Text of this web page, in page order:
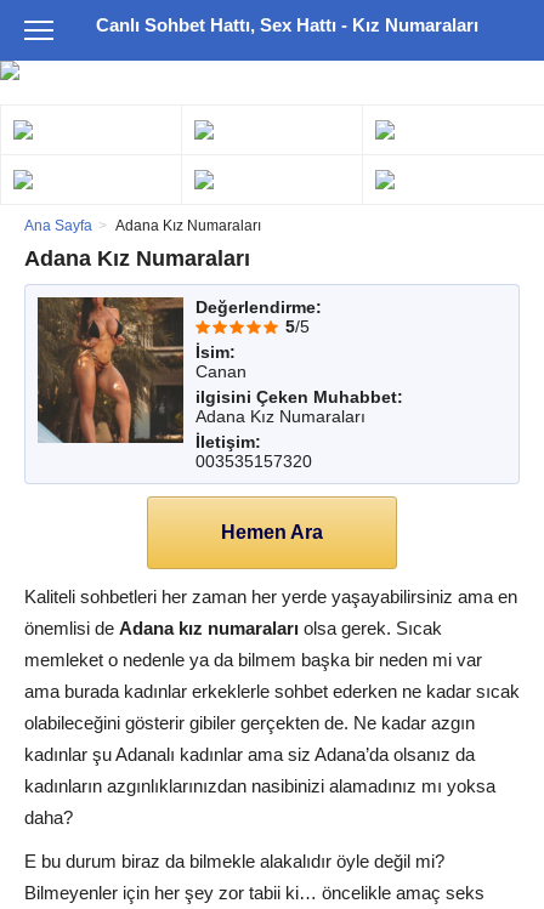
Canlı Sohbet Hattı, Sex Hattı - Kız Numaraları
Ana Sayfa Adana Kız Numaraları
Adana Kız Numaraları
Değerlendirme:
5/5
İsim:
Canan
ilgisini Çeken Muhabbet:
Adana Kız Numaraları
İletişim:
003535157320
Hemen Ara
Kaliteli sohbetleri her zaman her yerde yaşayabilirsiniz ama en
önemlisi de Adana kız numaraları olsa gerek. Sıcak
memleket o nedenle ya da bilmem başka bir neden mi var
ama burada kadınlar erkeklerle sohbet ederken ne kadar sıcak
olabileceğini gösterir gibiler gerçekten de. Ne kadar azgın
kadınlar şu Adanalı kadınlar ama siz Adana’da olsanız da
kadınların azgınlıklarınızdan nasibinizi alamadınız mı yoksa
daha?
E bu durum biraz da bilmekle alakalıdır öyle değil mi?
Bilmeyenler için her şey zor tabii ki… öncelikle amaç seks